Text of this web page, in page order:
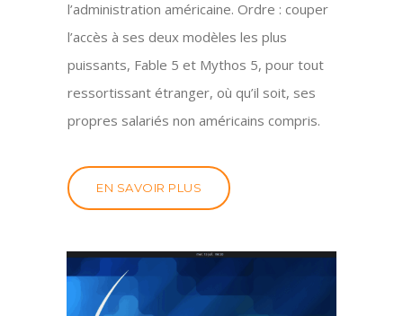
l’administration américaine. Ordre : couper
l’accès à ses deux modèles les plus
puissants, Fable 5 et Mythos 5, pour tout
ressortissant étranger, où qu’il soit, ses
propres salariés non américains compris.
EN SAVOIR PLUS